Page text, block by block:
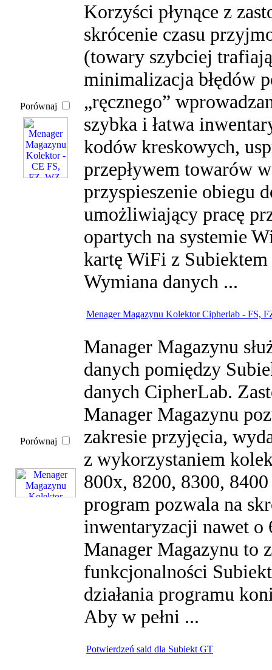
Porównaj
Korzyści płynące z
skrócenie czasu
(towary szybciej
minimalizacja błędów
„ręcznego”
szybka i łatwa
kodów kreskowych,
przepływem towarów
przyspieszenie obiegu
umożliwiający pracę
opartych na systemie
kartę WiFi z
Wymiana danych ...
Porównaj
Menager Magazynu Kolektor Cipherlab - FS,
Manager Magazynu
danych pomiędzy
danych CipherLab.
Manager Magazynu
zakresie przyjęcia,
z wykorzystaniem
800x, 8200, 8300,
program pozwala na
inwentaryzacji nawet o
Manager Magazynu to
funkcjonalności
działania programu
Aby w pełni ...
Potwierdzeń sald dla Subiekt GT